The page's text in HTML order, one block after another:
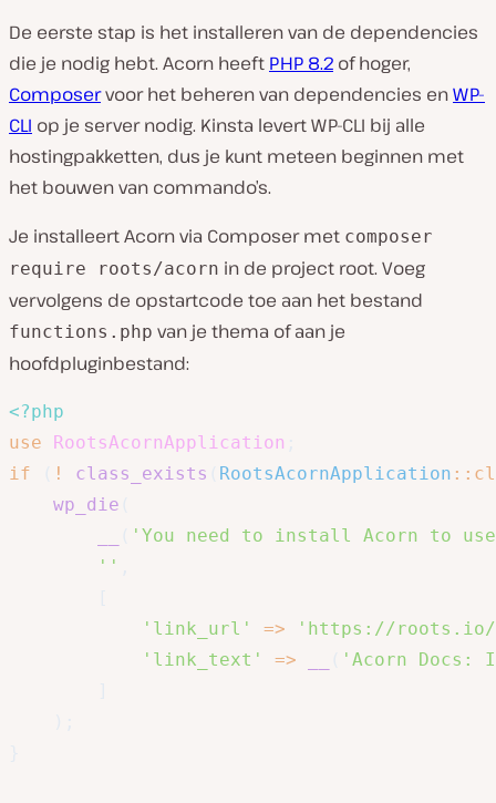
De eerste stap is het installeren van de dependencies
die je nodig hebt. Acorn heeft PHP 8.2 of hoger,
Composervoor het beheren van dependencies enWP-
CLI op je server nodig. Kinsta levert WP-CLI bij alle
hostingpakketten, dus je kunt meteen beginnen met
het bouwen van commando’s.
Je installeert Acorn via Composer met composer
require roots/acorn in de project root. Voeg
vervolgens de opstartcode toe aan het bestand
functions.php van je thema of aan je
hoofdpluginbestand:
<?php
use
RootsAcornApplication
if
! class_exists RootsAcornApplication ::
wp_die
'You need to install Acorn to
''
'link_url'
=>
'https://roots.io/
'link_text'
=>
'Acorn